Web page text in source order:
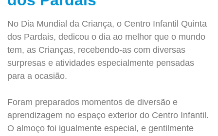
No Dia Mundial da Criança, o Centro Infantil Quinta
dos Pardais, dedicou o dia ao melhor que o mundo
tem, as Crianças, recebendo-as com diversas
surpresas e atividades especialmente pensadas
para a ocasião.
Foram preparados momentos de diversão e
aprendizagem no espaço exterior do Centro Infantil.
O almoço foi igualmente especial, e gentilmente